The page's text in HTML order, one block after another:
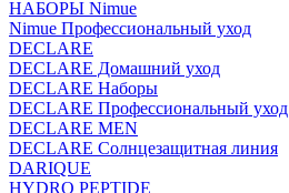
НАБОРЫ Nimue
Nimue Профессиональный уход
DECLARE
DECLARE Домашний уход
DECLARE Наборы
DECLARE Профессиональный уход
DECLARE MEN
DECLARE Солнцезащитная линия
DARIQUE
HYDRO PEPTIDE